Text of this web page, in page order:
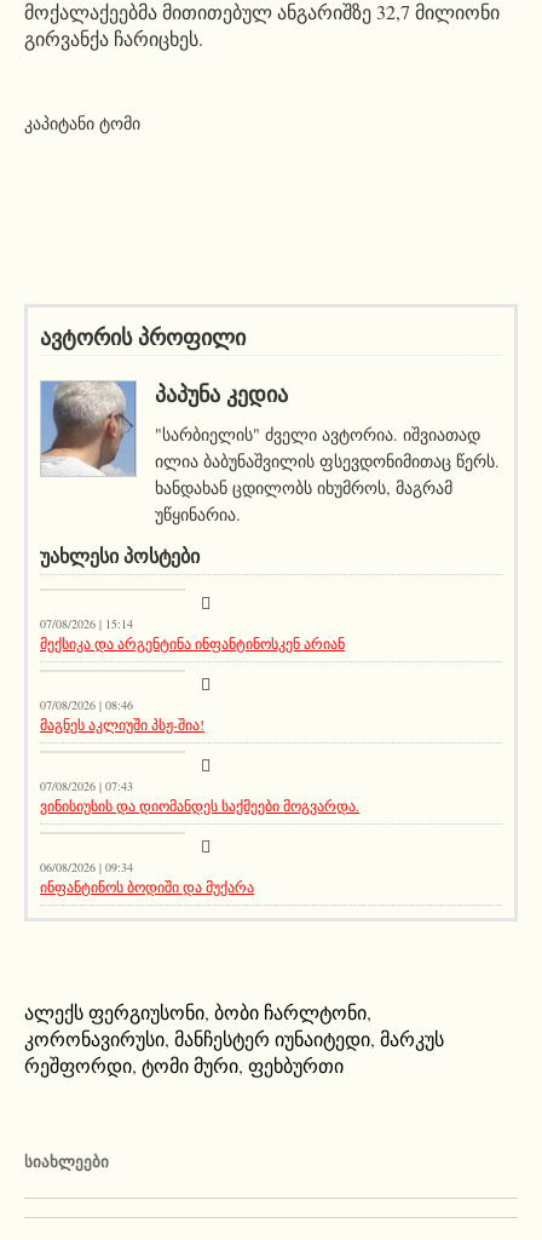
მოქალაქეებმა მითითებულ ანგარიშზე 32,7 მილიონი
გირვანქა ჩარიცხეს.
კაპიტანი ტომი
ავტორის პროფილი
ᲞᲐᲞᲣᲜᲐ ᲙᲔᲓᲘᲐ
"სარბიელის" ძველი ავტორია. იშვიათად
ილია ბაბუნაშვილის ფსევდონიმითაც წერს.
ხანდახან ცდილობს იხუმროს, მაგრამ
უწყინარია.
ᲣᲐᲮᲚᲔᲡᲘ ᲞᲝᲡᲢᲔᲑᲘ
მთავარი ამბავი
07/08/2026 | 15:14
მექსიკა და არგენტინა ინფანტინოსკენ არიან
სიახლეები
07/08/2026 | 08:46
მაგნეს აკლიუში პსჟ-შია!
მთავარი ამბავი
07/08/2026 | 07:43
ვინისიუსის და დიომანდეს საქმეები მოგვარდა.
სიახლეები
06/08/2026 | 09:34
ინფანტინოს ბოდიში და მუქარა
ალექს ფერგიუსონი, ბობი ჩარლტონი,
კორონავირუსი, მანჩესტერ იუნაიტედი, მარკუს
რეშფორდი, ტომი მური, ფეხბურთი
ᲡᲘᲐᲮᲚᲔᲔᲑᲘ